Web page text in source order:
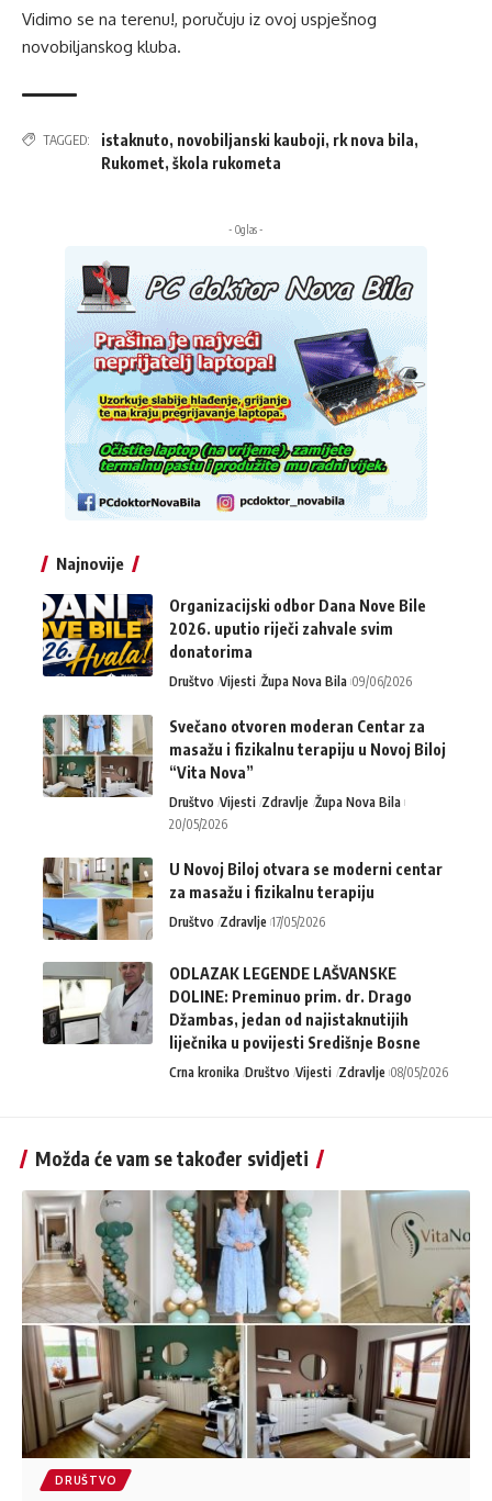
Vidimo se na terenu!, poručuju iz ovoj uspješnog
novobiljanskog kluba.
TAGGED: istaknuto, novobiljanski kauboji, rk nova bila,
Rukomet, škola rukometa
- Oglas -
Najnovije
Organizacijski odbor Dana Nove Bile
2026. uputio riječi zahvale svim
donatorima
Društvo Vijesti Župa Nova Bila 09/06/2026
Svečano otvoren moderan Centar za
masažu i fizikalnu terapiju u Novoj Biloj
“Vita Nova”
Društvo Vijesti Zdravlje Župa Nova Bila
20/05/2026
U Novoj Biloj otvara se moderni centar
za masažu i fizikalnu terapiju
Društvo Zdravlje 17/05/2026
ODLAZAK LEGENDE LAŠVANSKE
DOLINE: Preminuo prim. dr. Drago
Džambas, jedan od najistaknutijih
liječnika u povijesti Središnje Bosne
Crna kronika Društvo Vijesti Zdravlje 08/05/2026
Možda će vam se također svidjeti
DRUŠTVO